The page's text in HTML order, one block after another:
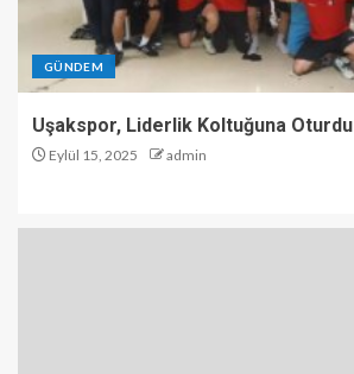
GÜNDEM
Uşakspor, Liderlik Koltuğuna Oturdu
Eylül 15, 2025 admin